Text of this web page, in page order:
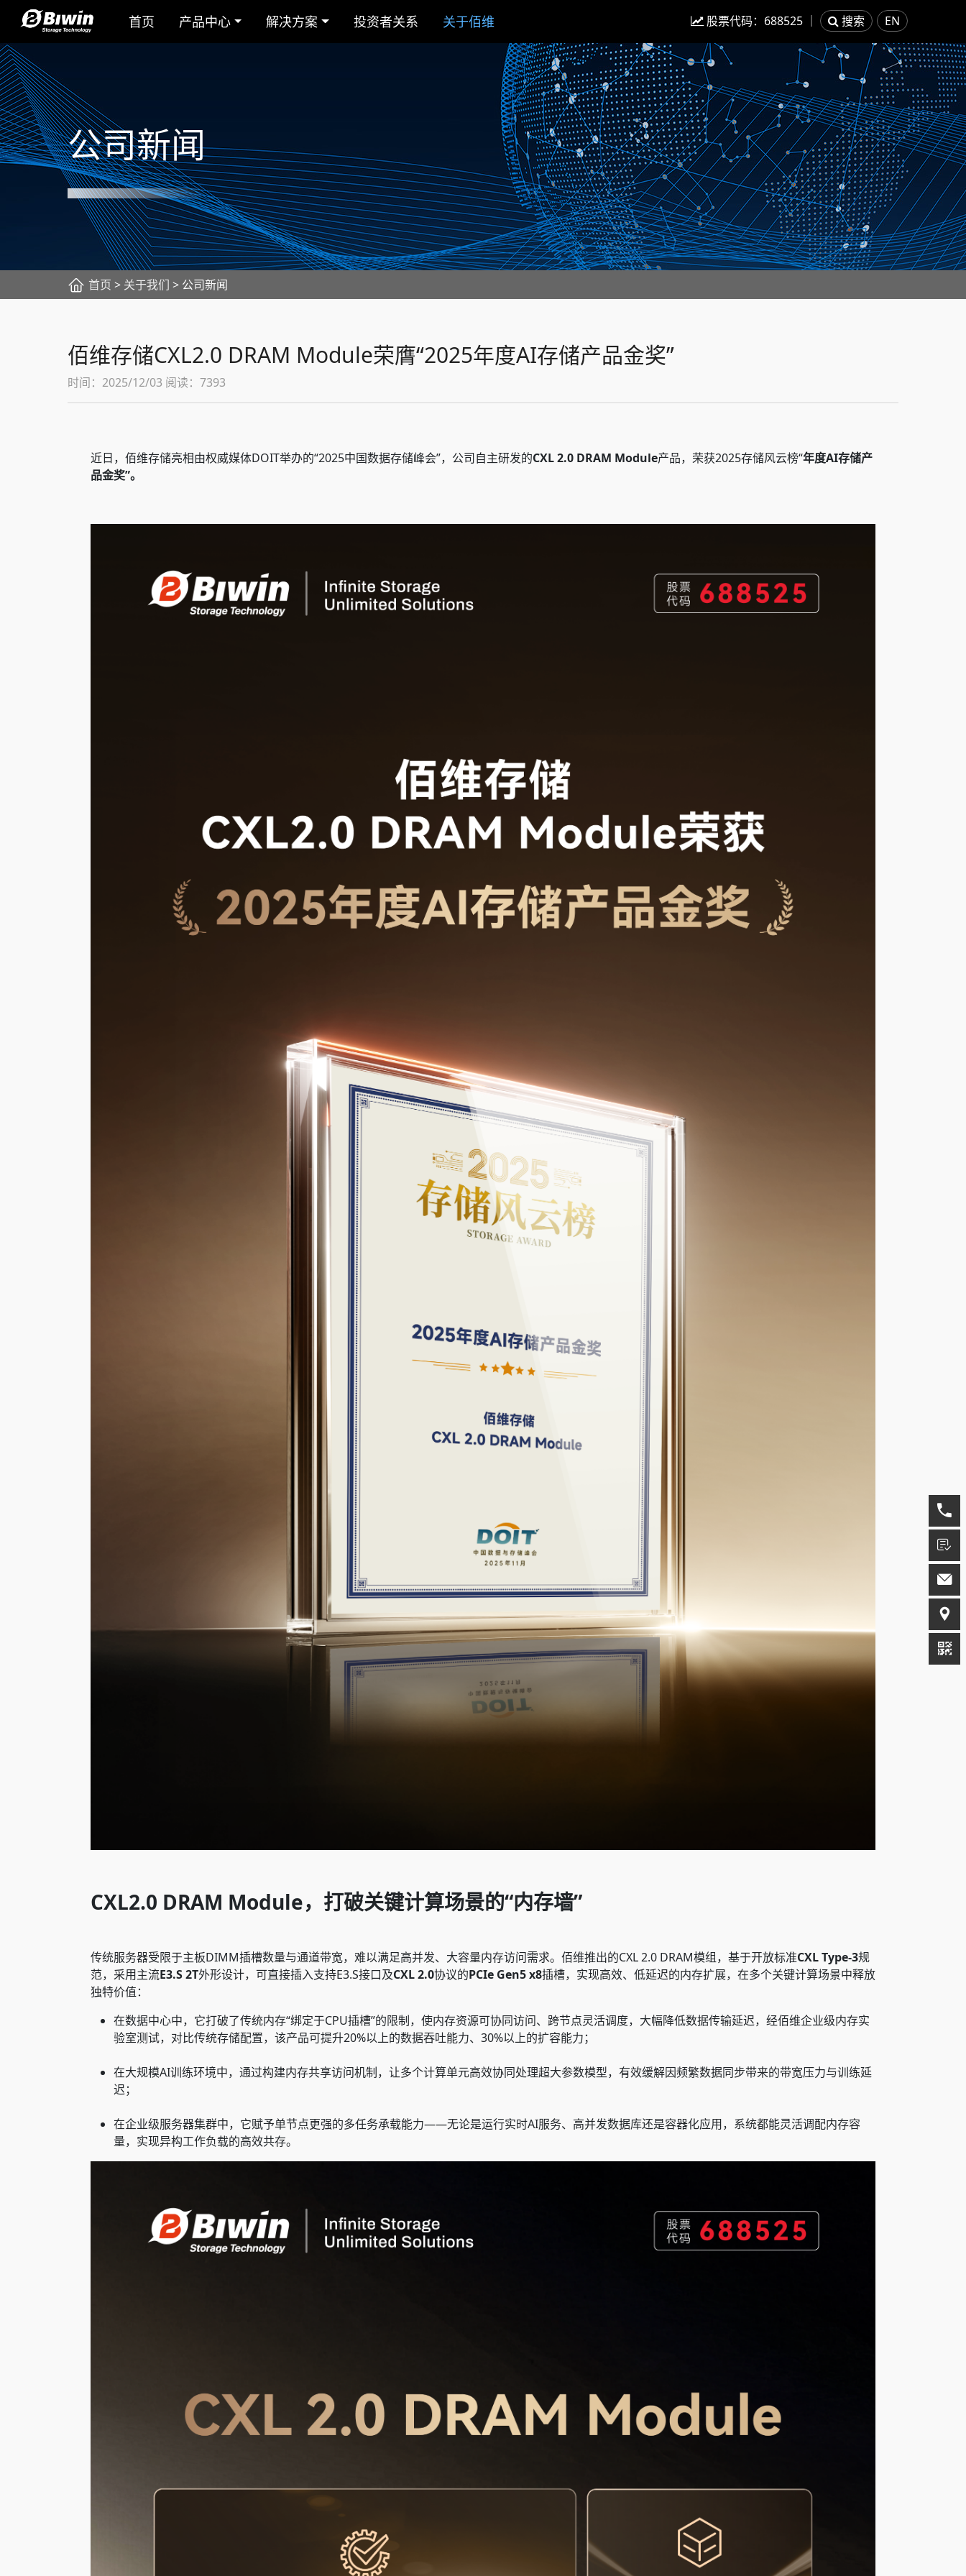
首页 产品中心 解决方案 投资者关系 关于佰维 股票代码： 688525 搜索 EN
公司新闻
首页 > 关于我们 > 公司新闻
佰维存储CXL2.0 DRAM Module荣膺“2025年度AI存储产品金奖”
时间：2025/12/03 阅读：7393
近日，佰维存储亮相由权威媒体DOIT举办的“2025中国数据存储峰会”，公司自主研发的CXL 2.0 DRAM Module产品，荣获2025存储风云榜“年度AI存储产
品金奖”。
CXL2.0 DRAM Module， 打破关键计算场景的“内存墙”
传统服务器受限于主板DIMM插槽数量与通道带宽，难以满足高并发、大容量内存访问需求。佰维推出的CXL 2.0 DRAM模组，基于开放标准CXL Type-3规
范，采用主流E3.S 2T外形设计，可直接插入支持E3.S接口及CXL 2.0协议的PCIe Gen5 x8插槽，实现高效、低延迟的内存扩展，在多个关键计算场景中释放
独特价值：
在数据中心中，它打破了传统内存“绑定于CPU插槽”的限制，使内存资源可协同访问、跨节点灵活调度，大幅降低数据传输延迟，经佰维企业级内存实
验室测试，对比传统存储配置，该产品可提升20%以上的数据吞吐能力、30%以上的扩容能力；
在大规模AI训练环境中，通过构建内存共享访问机制，让多个计算单元高效协同处理超大参数模型，有效缓解因频繁数据同步带来的带宽压力与训练延
迟；
在企业级服务器集群中，它赋予单节点更强的多任务承载能力——无论是运行实时AI服务、高并发数据库还是容器化应用，系统都能灵活调配内存容
量，实现异构工作负载的高效共存。